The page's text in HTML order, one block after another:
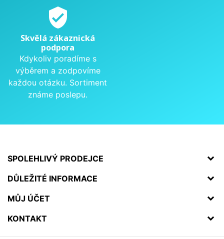
verified_user
Skvělá zákaznická
podpora
Kdykoliv poradíme s
výběrem a zodpovíme
každou otázku. Sortiment
známe poslepu.
SPOLEHLIVÝ PRODEJCE
DŮLEŽITÉ INFORMACE
MŮJ ÚČET
KONTAKT